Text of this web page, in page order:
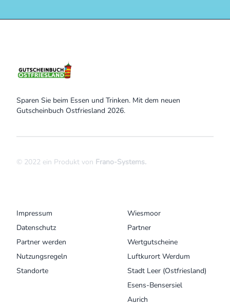
Sparen Sie beim Essen und Trinken. Mit dem neuen
Gutscheinbuch Ostfriesland 2026.
© 2022 ein Produkt von Frano-Systems.
Impressum
Datenschutz
Partner werden
Nutzungsregeln
Standorte
Wiesmoor
Partner
Wertgutscheine
Luftkurort Werdum
Stadt Leer (Ostfriesland)
Esens-Bensersiel
Aurich